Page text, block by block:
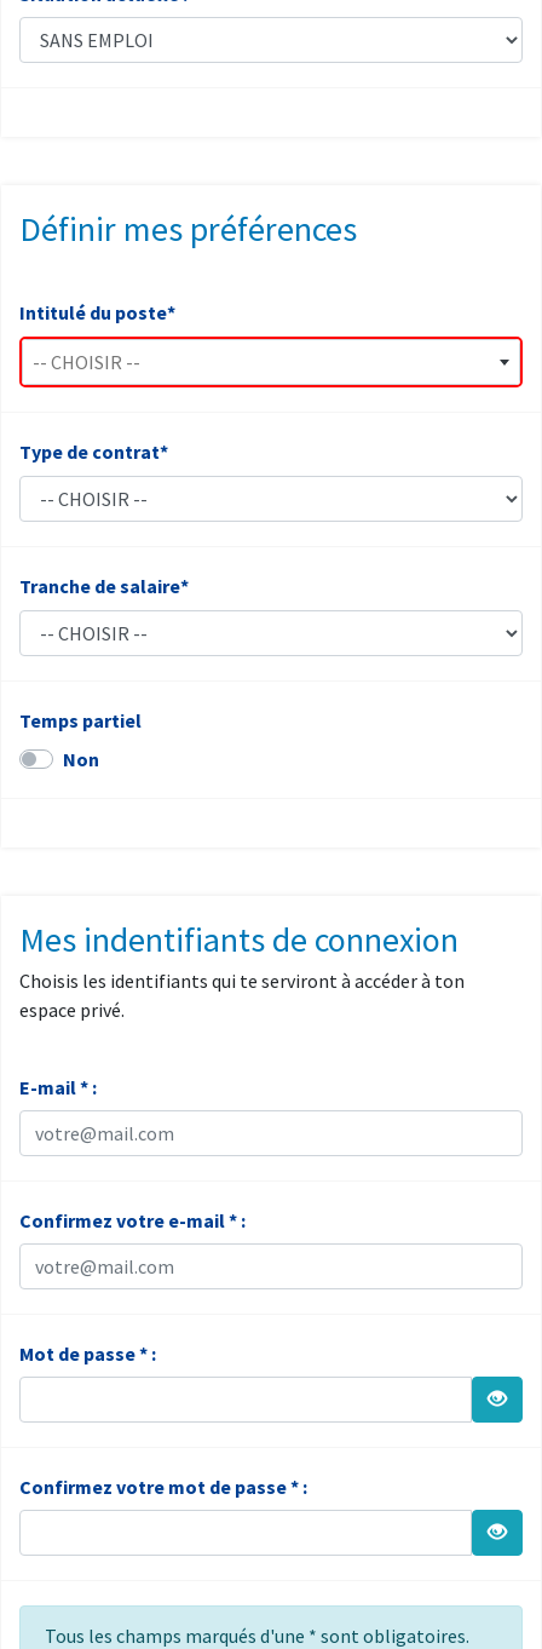
Définir mes préférences
Intitulé du poste*
-- CHOISIR --
Type de contrat*
Tranche de salaire*
Temps partiel
Non
Mes indentifiants de connexion
Choisis les identifiants qui te serviront à accéder à ton
espace privé.
E-mail * :
Confirmez votre e-mail * :
Mot de passe * :
Confirmez votre mot de passe * :
Tous les champs marqués d'une * sont obligatoires.